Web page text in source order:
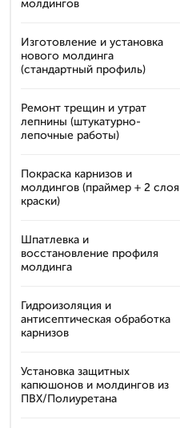
молдингов
Изготовление и установка
нового молдинга
(стандартный профиль)
Ремонт трещин и утрат
лепнины (штукатурно-
лепочные работы)
Покраска карнизов и
молдингов (праймер + 2 слоя
краски)
Шпатлевка и
восстановление профиля
молдинга
Гидроизоляция и
антисептическая обработка
карнизов
Установка защитных
капюшонов и молдингов из
ПВХ/Полиуретана